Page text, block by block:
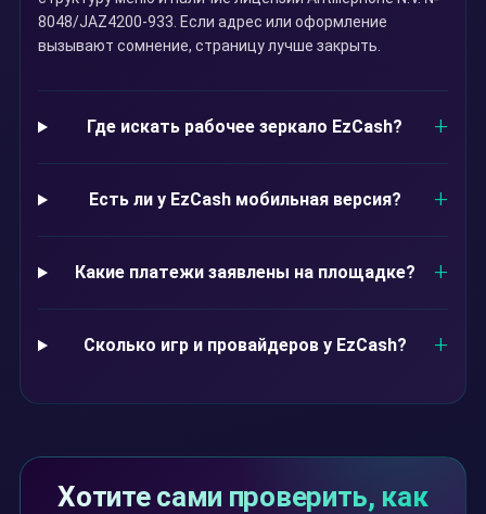
8048/JAZ4200-933. Если адрес или оформление
вызывают сомнение, страницу лучше закрыть.
Где искать рабочее зеркало EzCash?
Есть ли у EzCash мобильная версия?
Какие платежи заявлены на площадке?
Сколько игр и провайдеров у EzCash?
Хотите сами проверить, как